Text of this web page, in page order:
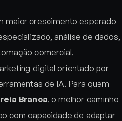
maior crescimento esperado
análise de dados,
comercial,
digital orientado por
de IA. Para quem
Branca, o melhor caminho
com capacidade de adaptar